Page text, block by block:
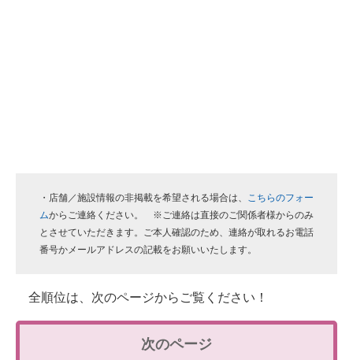
・店舗／施設情報の非掲載を希望される場合は、 こちらのフォー
ムからご連絡ください。 ※ご連絡は直接のご関係者様からのみ
とさせていただきます。ご本人確認のため、連絡が取れるお電話
番号かメールアドレスの記載をお願いいたします。
全順位は、次のページからご覧ください！